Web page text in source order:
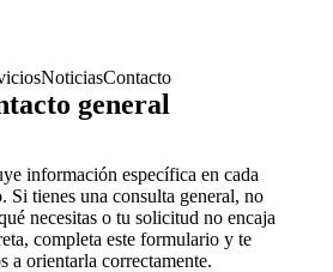
NoticiasContacto
general
información específica en cada
Si tienes una consulta general, no
necesitas o tu solicitud no encaja
completa este formulario y te
a orientarla correctamente.